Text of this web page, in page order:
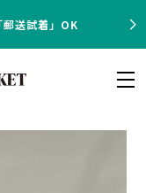
送試着」OK